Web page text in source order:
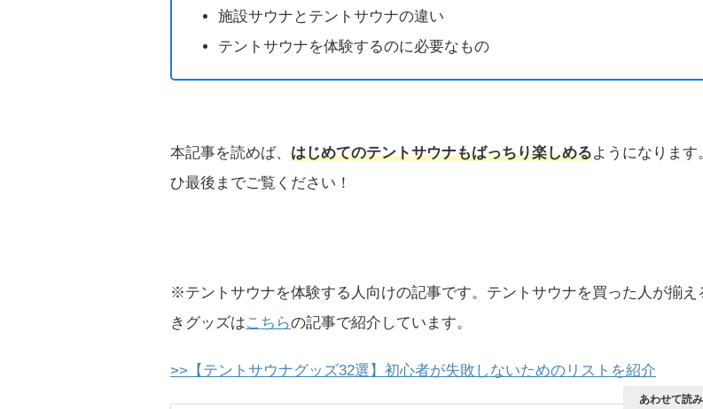
施設サウナとテントサウナの違い
テントサウナを体験するのに必要なもの
本記事を読めば、 はじめてのテントサウナもばっちり楽しめるようになります
ひ最後までご覧ください！
※テントサウナを体験する人向けの記事です。テントサウナを買った人が揃え
きグッズはこちらの記事で紹介しています。
>>【テントサウナグッズ32選】初心者が失敗しないためのリストを紹介
あわせて読